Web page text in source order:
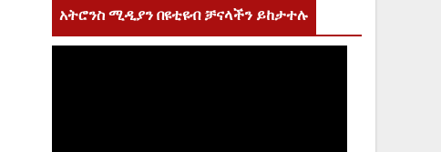
አትሮንስ ሚዲያን በዩቲዩብ ቻናላችን ይከታተሉ